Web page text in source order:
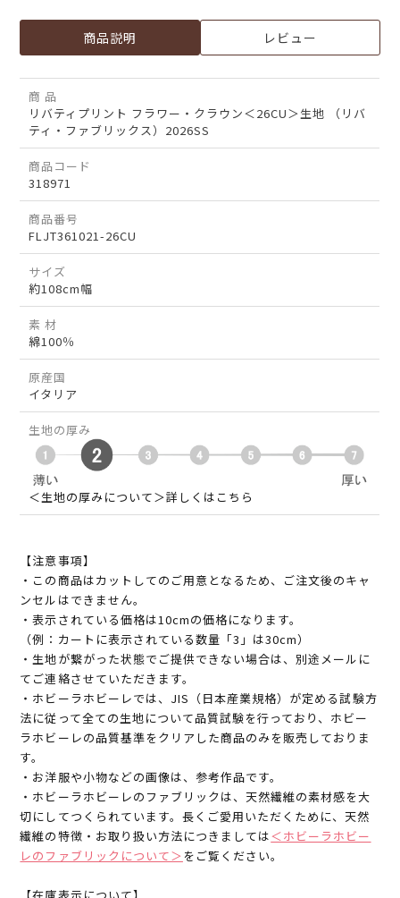
商品説明 レビュー
商 品
リバティプリント フラワー・クラウン＜26CU＞生地 （リバ
ティ・ファブリックス）2026SS
商品コード
318971
商品番号
FLJT361021-26CU
サイズ
約108cm幅
素 材
綿100％
原産国
イタリア
生地の厚み
＜生地の厚みについて＞詳しくはこちら
【注意事項】
・この商品はカットしてのご用意となるため、ご注文後のキャ
ンセルはできません。
・表示されている価格は10cmの価格になります。
（例：カートに表示されている数量「3」は30cm）
・生地が繋がった状態でご提供できない場合は、別途メールに
てご連絡させていただきます。
・ホビーラホビーレでは、JIS（日本産業規格）が定める試験方
法に従って全ての生地について品質試験を行っており、ホビー
ラホビーレの品質基準をクリアした商品のみを販売しておりま
す。
・お洋服や小物などの画像は、参考作品です。
・ホビーラホビーレのファブリックは、天然繊維の素材感を大
切にしてつくられています。長くご愛用いただくために、天然
繊維の特徴・お取り扱い方法につきましては＜ホビーラホビー
レのファブリックについて＞ をご覧ください。